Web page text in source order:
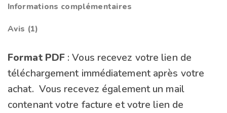
Informations complémentaires
Avis (1)
Format PDF : Vous recevez votre lien de
téléchargement immédiatement après votre
achat. Vous recevez également un mail
contenant votre facture et votre lien de